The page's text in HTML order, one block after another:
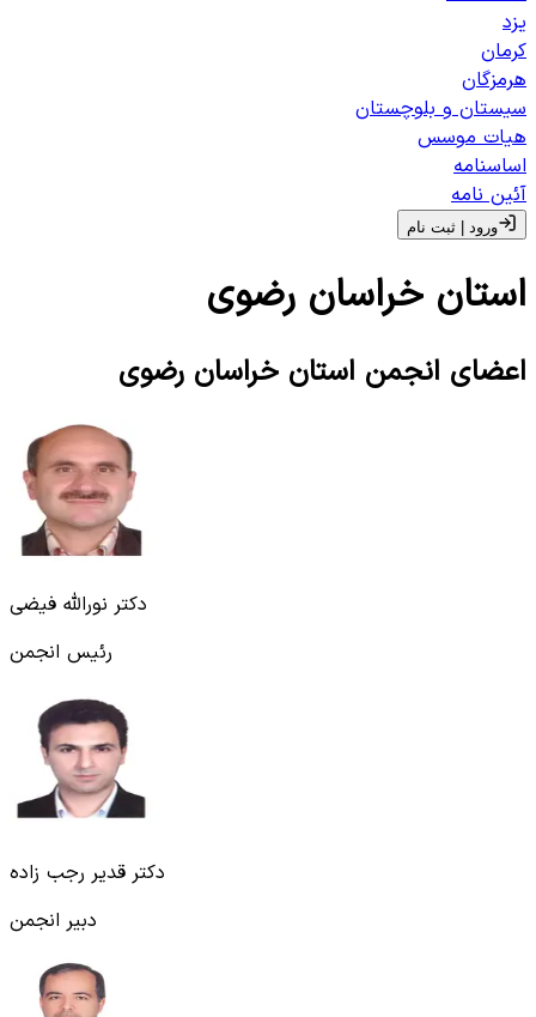
یزد
کرمان
هرمزگان
سیستان و بلوچستان
هیات موسس
اساسنامه
آئین نامه
ورود | ثبت‌ نام
استان خراسان رضوی
اعضای انجمن استان خراسان رضوی
دکتر نورالله فیضی
رئیس انجمن
دکتر قدیر رجب زاده
دبیر انجمن